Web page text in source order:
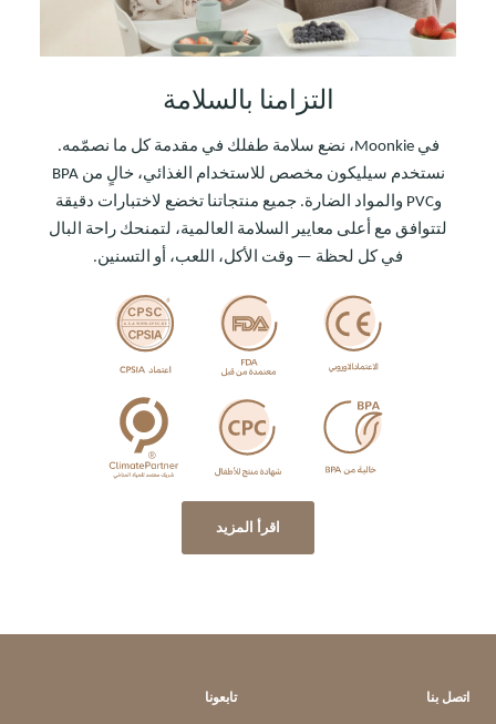
التزامنا بالسلامة
في Moonkie، نضع سلامة طفلك في مقدمة كل ما نصمّمه.
نستخدم سيليكون مخصص للاستخدام الغذائي، خالٍ من BPA
وPVC والمواد الضارة. جميع منتجاتنا تخضع لاختبارات دقيقة
لتتوافق مع أعلى معايير السلامة العالمية، لتمنحك راحة البال
في كل لحظة — وقت الأكل، اللعب، أو التسنين.
اقرأ المزيد
اتصل بنا تابعونا